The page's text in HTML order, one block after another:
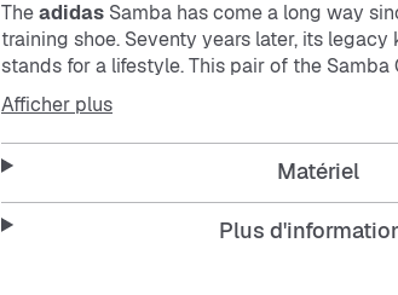
Theadidas Samba has come a long way
training shoe. Seventy years later, its legacy
stands for a lifestyle. This pair of the Samba
leather upper with suede accents. A mix of
colors gives it a stylish look. The rubber
synthetic lining keeps you comfortable all
Afficher plus
Matériel
Plus